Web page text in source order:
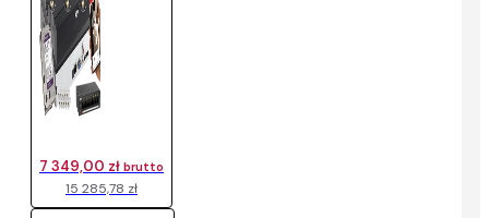
15 285,78 zł
7 349,00 zł brutto